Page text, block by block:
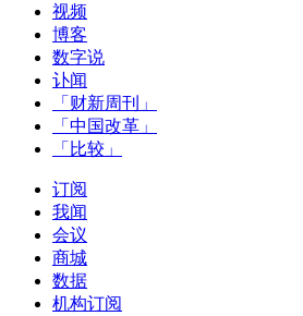
视频
博客
数字说
讣闻
「财新周刊」
「中国改革」
「比较」
订阅
我闻
会议
商城
数据
机构订阅